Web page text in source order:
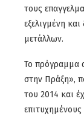
τους
εξελιγμένη
μετάλλων.
Το πρόγραμμα
στην Πράξη»,
του 2014 και